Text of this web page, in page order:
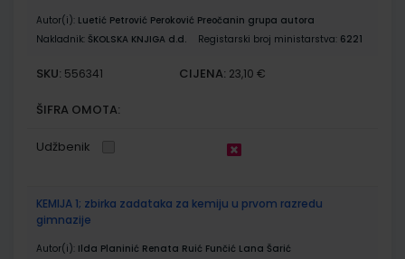
Autor(i): Luetić Petrović Peroković Preočanin grupa autora
Nakladnik: ŠKOLSKA KNJIGA d.d. Registarski broj ministarstva: 6221
SKU: 556341 CIJENA: 23,10 €
ŠIFRA OMOTA:
Udžbenik
KEMIJA 1; zbirka zadataka za kemiju u prvom razredu
gimnazije
Autor(i): Ilda Planinić Renata Ruić Funčić Lana Šarić